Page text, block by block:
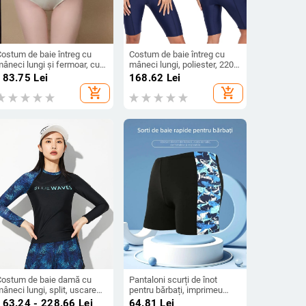
de baie întreg cu
lungi și fermoar, cu
pentru bust, 80%
cu 20% elastan
Lei
add_shopping_cart
Costum de baie întreg cu
mâneci lungi, poliester, 220
g, cu burete pentru bust,
potrivit pentru înot și plimbări
în apă
168.62 Lei
add_shopping_cart
de baie damă cu
lungi, split, uscare
protecție solară;
- 228.66 Lei
Pantaloni scurți de înot
pentru bărbați, imprimeu
Milk Silk, poliester 80%,
64.81 Lei